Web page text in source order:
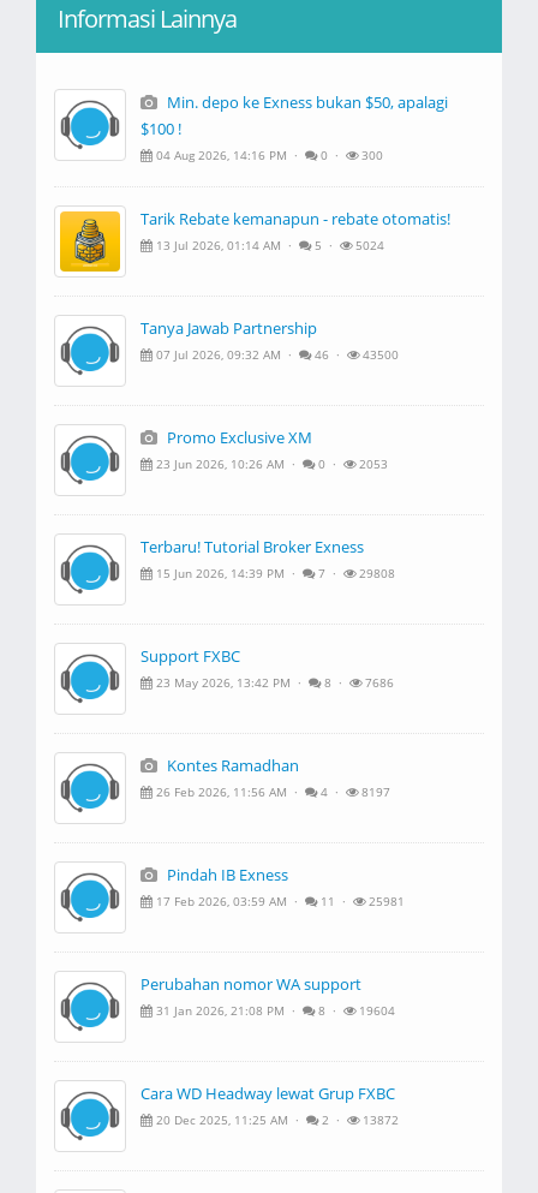
Informasi Lainnya
Min. depo ke Exness bukan $50, apalagi
$100 !
04 Aug 2026, 14:16 PM · 0 · 300
Tarik Rebate kemanapun - rebate otomatis!
13 Jul 2026, 01:14 AM · 5 · 5024
Tanya Jawab Partnership
07 Jul 2026, 09:32 AM · 46 · 43500
Promo Exclusive XM
23 Jun 2026, 10:26 AM · 0 · 2053
Terbaru! Tutorial Broker Exness
15 Jun 2026, 14:39 PM · 7 · 29808
Support FXBC
23 May 2026, 13:42 PM · 8 · 7686
Kontes Ramadhan
26 Feb 2026, 11:56 AM · 4 · 8197
Pindah IB Exness
17 Feb 2026, 03:59 AM · 11 · 25981
Perubahan nomor WA support
31 Jan 2026, 21:08 PM · 8 · 19604
Cara WD Headway lewat Grup FXBC
20 Dec 2025, 11:25 AM · 2 · 13872